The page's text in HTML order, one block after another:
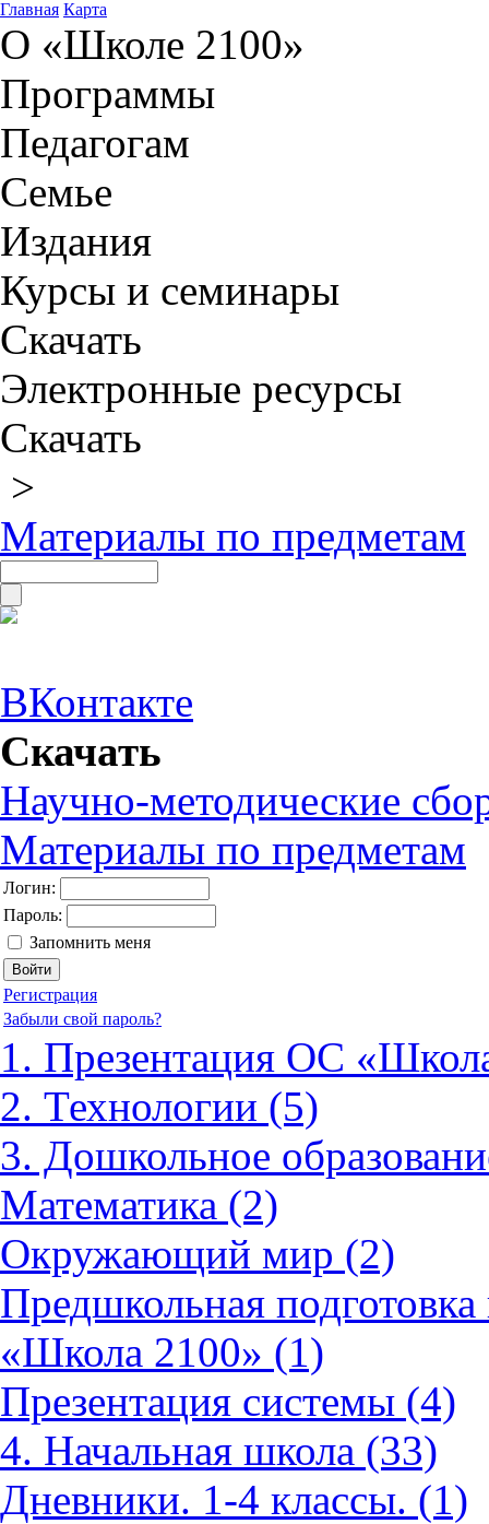
Главная Карта
О «Школе 2100»
Программы
Педагогам
Семье
Издания
Курсы и семинары
Скачать
Электронные ресурсы
Скачать
>
Материалы по предметам
ВКонтакте
Скачать
Научно-методические
Материалы по предметам
Логин:
Пароль:
Запомнить меня
Регистрация
Забыли свой пароль?
1. Презентация ОС
2. Технологии (5)
3. Дошкольное
Математика (2)
Окружающий мир (2)
Предшкольная
«Школа 2100» (1)
Презентация системы (4)
4. Начальная школа (33)
Дневники. 1-4 классы. (1)